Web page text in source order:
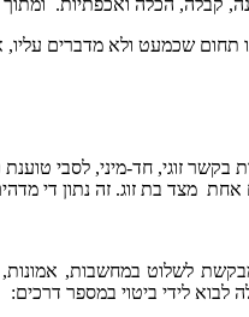
קבלה, הכלה ואכפתיות. ומתוך
תחום שכמעט ולא מדברים
זוגי, חד-מיני, לסבי טוענת
לשלוט במחשבות,
לבוא לידי ביטוי במספר דרכים: